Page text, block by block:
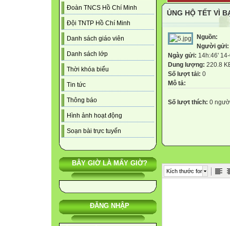
Đoàn TNCS Hồ Chí Minh
Đội TNTP Hồ Chí Minh
Danh sách giáo viên
Danh sách lớp
Thời khóa biểu
Tin tức
Thông báo
Hình ảnh hoạt động
Soạn bài trực tuyến
BÂY GIỜ LÀ MẤY GIỜ?
ĐĂNG NHẬP
ỦNG HỘ TẾT VÌ
Nguồn:
Người gửi:
Ngày gửi: 14h:46'
Dung lượng: 220.8
Số lượt tải: 0
Mô tả:
Số lượt thích: 0
Kích thước font